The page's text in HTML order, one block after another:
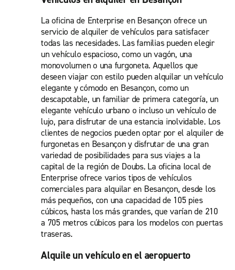
La oficina de Enterprise en Besançon ofrece un
servicio de alquiler de vehículos para satisfacer
todas las necesidades. Las familias pueden elegir
un vehículo espacioso, como un vagón, una
monovolumen o una furgoneta. Aquellos que
deseen viajar con estilo pueden alquilar un vehículo
elegante y cómodo en Besançon, como un
descapotable, un familiar de primera categoría, un
elegante vehículo urbano o incluso un vehículo de
lujo, para disfrutar de una estancia inolvidable. Los
clientes de negocios pueden optar por el alquiler de
furgonetas en Besançon y disfrutar de una gran
variedad de posibilidades para sus viajes a la
capital de la región de Doubs. La oficina local de
Enterprise ofrece varios tipos de vehículos
comerciales para alquilar en Besançon, desde los
más pequeños, con una capacidad de 105 pies
cúbicos, hasta los más grandes, que varían de 210
a 705 metros cúbicos para los modelos con puertas
traseras.
Alquile un vehículo en el aeropuerto